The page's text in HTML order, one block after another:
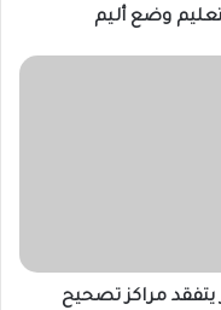
وضع أليم
يتفقد مراكز تصحيح